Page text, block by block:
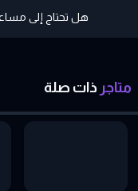
هل تحتاج إلى
متاجر ذات صلة